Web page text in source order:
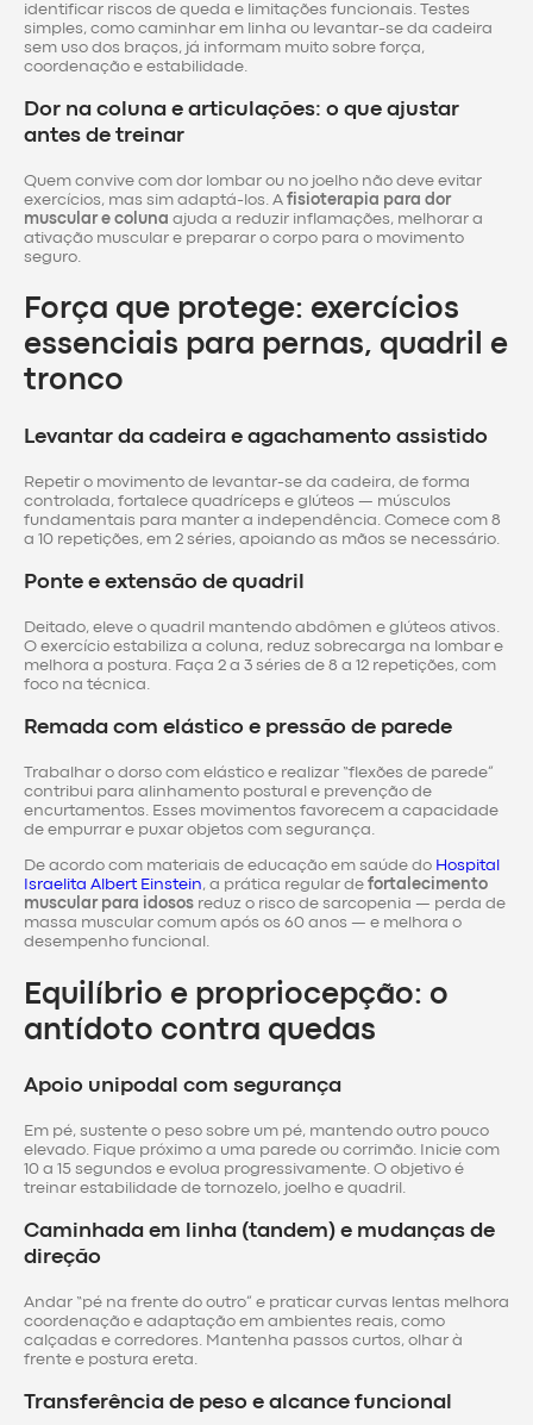
identificar riscos de queda e limitações funcionais. Testes
simples, como caminhar em linha ou levantar-se da cadeira
sem uso dos braços, já informam muito sobre força,
coordenação e estabilidade.
Dor na coluna e articulações: o que ajustar
antes de treinar
Quem convive com dor lombar ou no joelho não deve evitar
exercícios, mas sim adaptá-los. A fisioterapia para dor
muscular e coluna ajuda a reduzir inflamações, melhorar a
ativação muscular e preparar o corpo para o movimento
seguro.
Força que protege: exercícios
essenciais para pernas, quadril e
tronco
Levantar da cadeira e agachamento assistido
Repetir o movimento de levantar-se da cadeira, de forma
controlada, fortalece quadríceps e glúteos — músculos
fundamentais para manter a independência. Comece com 8
a 10 repetições, em 2 séries, apoiando as mãos se necessário.
Ponte e extensão de quadril
Deitado, eleve o quadril mantendo abdômen e glúteos ativos.
O exercício estabiliza a coluna, reduz sobrecarga na lombar e
melhora a postura. Faça 2 a 3 séries de 8 a 12 repetições, com
foco na técnica.
Remada com elástico e pressão de parede
Trabalhar o dorso com elástico e realizar “flexões de parede”
contribui para alinhamento postural e prevenção de
encurtamentos. Esses movimentos favorecem a capacidade
de empurrar e puxar objetos com segurança.
De acordo com materiais de educação em saúde do Hospital
Israelita Albert Einstein, a prática regular de fortalecimento
muscular para idosos reduz o risco de sarcopenia — perda de
massa muscular comum após os 60 anos — e melhora o
desempenho funcional.
Equilíbrio e propriocepção: o
antídoto contra quedas
Apoio unipodal com segurança
Em pé, sustente o peso sobre um pé, mantendo outro pouco
elevado. Fique próximo a uma parede ou corrimão. Inicie com
10 a 15 segundos e evolua progressivamente. O objetivo é
treinar estabilidade de tornozelo, joelho e quadril.
Caminhada em linha (tandem) e mudanças de
direção
Andar “pé na frente do outro” e praticar curvas lentas melhora
coordenação e adaptação em ambientes reais, como
calçadas e corredores. Mantenha passos curtos, olhar à
frente e postura ereta.
Transferência de peso e alcance funcional